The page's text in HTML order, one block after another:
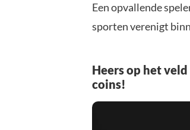
Een opvallende
sporten verenigt
Heers op het
coins!